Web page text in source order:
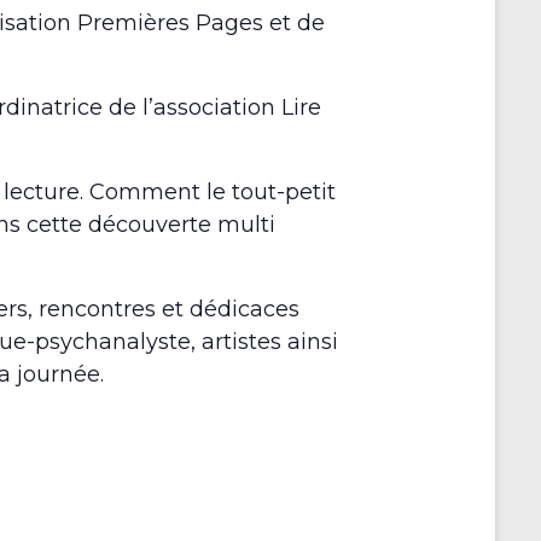
Premières Pages et de
de l’association Lire
Comment le tout-petit
cette découverte multi
rencontres et dédicaces
psychanalyste, artistes ainsi
journée.